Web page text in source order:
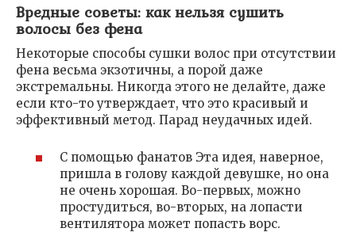
Вредные советы: как нельзя сушить
волосы без фена
Некоторые способы сушки волос при отсутствии
фена весьма экзотичны, а порой даже
экстремальны. Никогда этого не делайте, даже
если кто-то утверждает, что это красивый и
эффективный метод. Парад неудачных идей.
С помощью фанатов Эта идея, наверное,
пришла в голову каждой девушке, но она
не очень хорошая. Во-первых, можно
простудиться, во-вторых, на лопасти
вентилятора может попасть ворс.